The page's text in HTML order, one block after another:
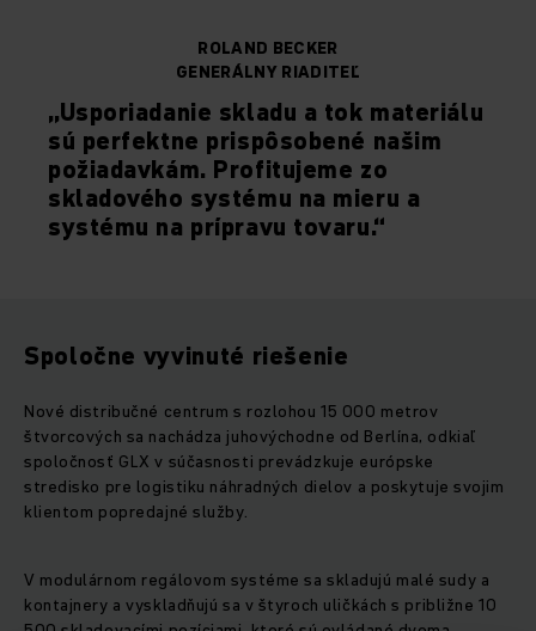
ROLAND BECKER
GENERÁLNY RIADITEĽ
„Usporiadanie skladu a tok materiálu
sú perfektne prispôsobené našim
požiadavkám. Profitujeme zo
skladového systému na mieru a
systému na prípravu tovaru.“
Spoločne vyvinuté riešenie
Nové distribučné centrum s rozlohou 15 000 metrov
štvorcových sa nachádza juhovýchodne od Berlína, odkiaľ
spoločnosť GLX v súčasnosti prevádzkuje európske
stredisko pre logistiku náhradných dielov a poskytuje svojim
klientom popredajné služby.
V modulárnom regálovom systéme sa skladujú malé sudy a
kontajnery a vyskladňujú sa v štyroch uličkách s približne 10